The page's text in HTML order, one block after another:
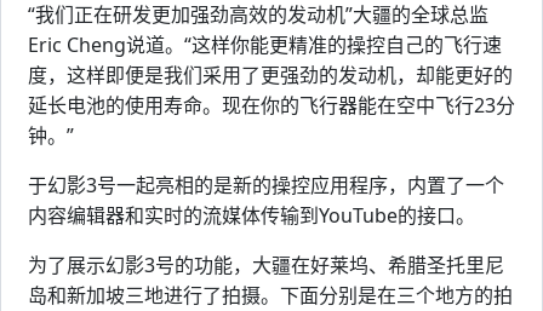
“我们正在研发更加强劲高效的发动机”大疆的全球总监
Eric Cheng说道。“这样你能更精准的操控自己的飞行速
度，这样即便是我们采用了更强劲的发动机，却能更好的
延长电池的使用寿命。现在你的飞行器能在空中飞行23分
钟。”
于幻影3号一起亮相的是新的操控应用程序，内置了一个
内容编辑器和实时的流媒体传输到YouTube的接口。
为了展示幻影3号的功能，大疆在好莱坞、希腊圣托里尼
岛和新加坡三地进行了拍摄。下面分别是在三个地方的拍